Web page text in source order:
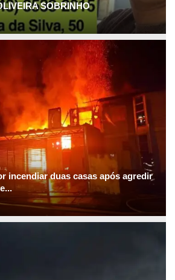
SOBRINHO
incendiar duas casas após agredir